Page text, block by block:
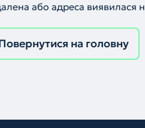
або адреса виявилася
на головну